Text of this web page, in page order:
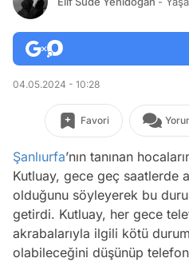
04.05.2024 - 10:28
Favori
Şanlıurfa’nın tanınan
Kutluay, gece geç saatlerde
olduğunu söyleyerek bu
getirdi. Kutluay, her gece
akrabalarıyla ilgili kötü
olabileceğini düşünüp